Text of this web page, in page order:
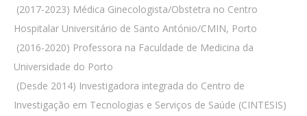
 (2017-2023) Médica Ginecologista/Obstetra no Centro
Hospitalar Universitário de Santo António/CMIN, Porto
 (2016-2020) Professora na Faculdade de Medicina da
Universidade do Porto
 (Desde 2014) Investigadora integrada do Centro de
Investigação em Tecnologias e Serviços de Saúde (CINTESIS)